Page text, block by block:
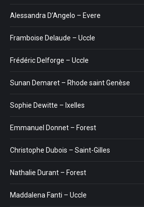
Alessandra D’Angelo – Evere
Framboise Delaude – Uccle
Frédéric Delforge – Uccle
Sunan Demaret – Rhode saint Genèse
Sophie Dewitte – Ixelles
Emmanuel Donnet – Forest
Christophe Dubois – Saint-Gilles
Nathalie Durant – Forest
Maddalena Fanti – Uccle